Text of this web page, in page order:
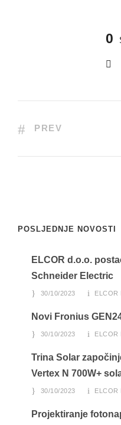
0
PREV
POSLJEDNJE NOVOSTI
ELCOR d.o.o.
Schneider Electric
30/10/2023 ELCOR
Novi Fronius
30/10/2023 ELCOR
Trina Solar
Vertex N 700W+
30/10/2023 ELCOR
Projektiranje